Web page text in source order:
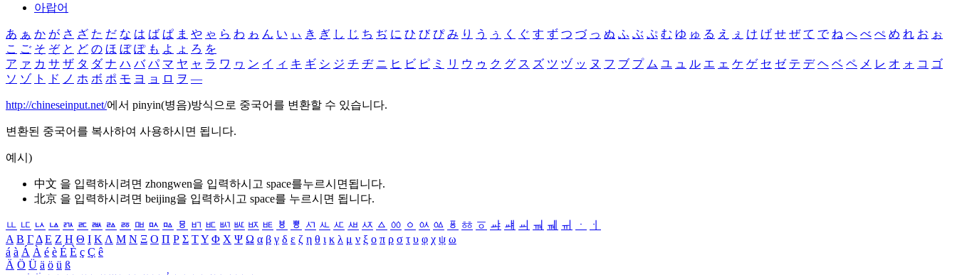
아랍어
あ ぁ か が さ ざ た だ な は ば ぱ ま や ゃ ら わ ゎ ん い ぃ き ぎ し じ ち ぢ に ひ び ぴ み り う ぅ く ぐ す ず つ づ っ ぬ ふ ぶ ぷ む ゆ ゅ る え ぇ け げ せ ぜ て で ね へ べ ぺ め れ お ぉ
こ ご そ ぞ と ど の ほ ぼ ぽ も よ ょ ろ を
ア ァ カ サ ザ タ ダ ナ ハ バ パ マ ヤ ャ ラ ワ ヮ ン イ ィ キ ギ シ ジ チ ヂ ニ ヒ ビ ピ ミ リ ウ ゥ ク グ ス ズ ツ ヅ ッ ヌ フ ブ プ ム ユ ュ ル エ ェ ケ ゲ セ ゼ テ デ ヘ ベ ペ メ レ オ ォ コ ゴ
ソ ゾ ト ド ノ ホ ボ ポ モ ヨ ョ ロ ヲ ―
http://chineseinput.net/에서 pinyin(병음)방식으로 중국어를 변환할 수 있습니다.
변환된 중국어를 복사하여 사용하시면 됩니다.
예시)
中文 을 입력하시려면 zhongwen을 입력하시고 space를누르시면됩니다.
北京 을 입력하시려면 beijing을 입력하시고 space를 누르시면 됩니다.
ㅥ ㅦ ㅧ ㅨ ㅩ ㅪ ㅫ ㅬ ㅭ ㅮ ㅯ ㅰ ㅱ ㅲ ㅳ ㅴ ㅵ ㅶ ㅷ ㅸ ㅹ ㅺ ㅻ ㅼ ㅽ ㅾ ㅿ ㆀ ㆁ ㆂ ㆃ ㆄ ㆅ ㆆ ㆇ ㆈ ㆉ ㆊ ㆋ ㆌ ㆍ
ㆎ
Α Β ΓΔ Ε Ζ Η Θ Ι ΚΛ Μ Ν Ξ Ο Π Ρ Σ ΤΥ Φ Χ Ψ Ω α β γ δ ε ζ η θ ι κ λ μ ν ξ ο π ρ σ τ υ φ χ ψ ω
á à Á À é è É È ç Ç ê
Ä Ö Ü ä ö ü ß